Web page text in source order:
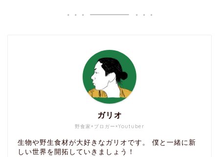
野食家×ブロガー×Youtuber
ガリオ
生物や野生食材が大好きなガリオです。 僕と一緒に新
しい世界を開拓していきましょう！